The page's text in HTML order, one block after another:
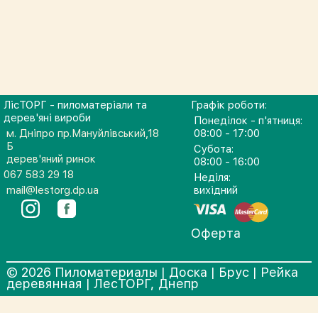
ЛісТОРГ - пиломатеріали та
дерев'яні вироби
м. Дніпро пр.Мануйлівський,18
Б
дерев'яний ринок
067 583 29 18
mail@lestorg.dp.ua
Графік роботи:
Понеділок - п'ятниця:
08:00 - 17:00
Субота:
08:00 - 16:00
Неділя:
вихідний
Оферта
© 2026 Пиломатериалы | Доска | Брус | Рейка
деревянная | ЛесТОРГ, Днепр